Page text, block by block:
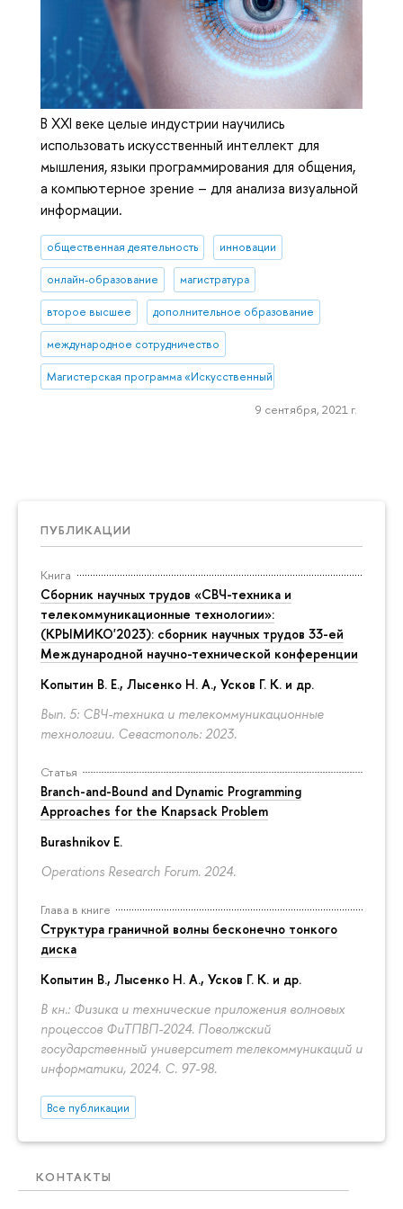
ПУБЛИКАЦИИ
Книга
Сборник научных трудов «СВЧ-техника и
телекоммуникационные технологии»:
(КРЫМИКО'2023): сборник научных трудов 33-ей
Международной научно-технической конференции
Копытин В. Е., Лысенко Н. А., Усков Г. К. и др.
Вып. 5: СВЧ-техника и телекоммуникационные
технологии. Севастополь: 2023.
Статья
Branch-and-Bound and Dynamic Programming
Approaches for the Knapsack Problem
Burashnikov E.
Operations Research Forum. 2024.
Глава в книге
Структура граничной волны бесконечно тонкого
диска
Копытин В., Лысенко Н. А., Усков Г. К. и др.
В кн.: Физика и технические приложения волновых
процессов ФиТПВП-2024. Поволжский
государственный университет телекоммуникаций и
информатики, 2024. С. 97-98.
Все публикации
КОНТАКТЫ
В XXI веке целые индустрии научились
использовать искусственный интеллект для
мышления, языки программирования для общения,
а компьютерное зрение – для анализа визуальной
информации.
общественная деятельность инновации
онлайн-образование магистратура
второе высшее дополнительное образование
международное сотрудничество
Магистерская программа «Искусственный интеллект и
9 сентября, 2021 г.